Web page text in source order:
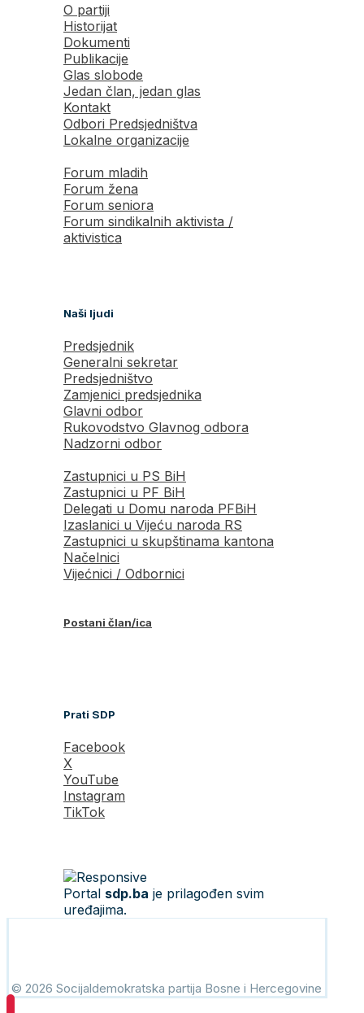
O partiji
Historijat
Dokumenti
Publikacije
Glas slobode
Jedan član, jedan glas
Kontakt
Odbori Predsjedništva
Lokalne organizacije
Forum mladih
Forum žena
Forum seniora
Forum sindikalnih aktivista /
aktivistica
Naši ljudi
Predsjednik
Generalni sekretar
Predsjedništvo
Zamjenici predsjednika
Glavni odbor
Rukovodstvo Glavnog odbora
Nadzorni odbor
Zastupnici u PS BiH
Zastupnici u PF BiH
Delegati u Domu naroda PFBiH
Izaslanici u Vijeću naroda RS
Zastupnici u skupštinama kantona
Načelnici
Vijećnici / Odbornici
Postani član/ica
Prati SDP
Facebook
X
YouTube
Instagram
TikTok
Portal sdp.ba je prilagođen svim
uređajima.
© 2026 Socijaldemokratska partija Bosne i Hercegovine